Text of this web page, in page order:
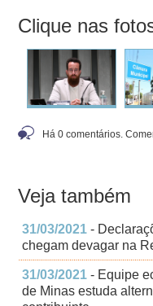
Clique nas
Há 0 comentários.
Veja também
31/03/2021 -
chegam devagar na
31/03/2021 - Equipe
de Minas estuda